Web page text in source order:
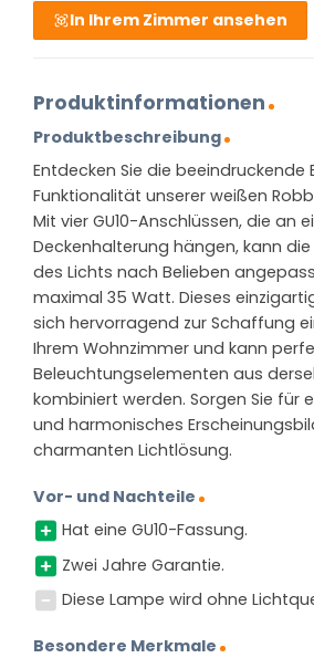
In Ihrem Zimmer ansehen
Produktinformationen
Produktbeschreibung
Entdecken Sie die beeindruckende
Funktionalität unserer weißen
Mit vier GU10-Anschlüssen, die an
Deckenhalterung hängen, kann
des Lichts nach Belieben
maximal 35 Watt. Dieses
sich hervorragend zur Schaffung
Ihrem Wohnzimmer und kann
Beleuchtungselementen aus
kombiniert werden. Sorgen Sie für
und harmonisches
charmanten Lichtlösung.
Vor- und Nachteile
Hat eine GU10-Fassung.
Zwei Jahre Garantie.
Diese Lampe wird ohne
Besondere Merkmale